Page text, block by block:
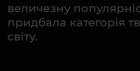
величезну
придбала категорія
світу.